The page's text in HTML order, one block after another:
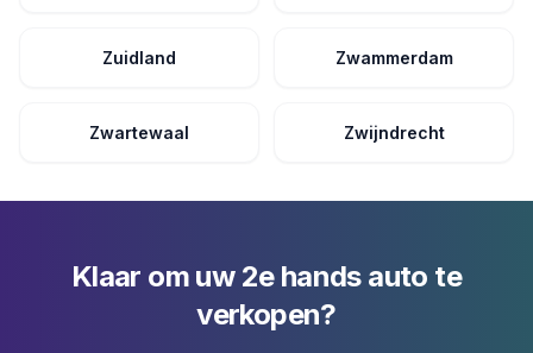
Zuidland Zwammerdam
Zwartewaal Zwijndrecht
Klaar om uw 2e hands auto te
verkopen?